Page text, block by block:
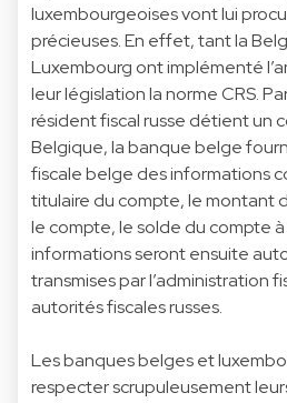
luxembourgeoises vont lui
précieuses. En effet, tant la
Luxembourg ont implémenté
leur législation la norme CRS.
résident fiscal russe détient un
Belgique, la banque belge
fiscale belge des informations
titulaire du compte, le montant
le compte, le solde du compte à
informations seront ensuite
transmises par l’administration
autorités fiscales russes.
Les banques belges et
respecter scrupuleusement